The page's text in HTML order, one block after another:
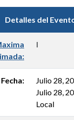
Detalles del
I
Fecha:
Julio 28,
Julio 28,
Local